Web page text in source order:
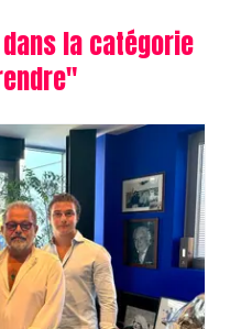
la catégorie
"